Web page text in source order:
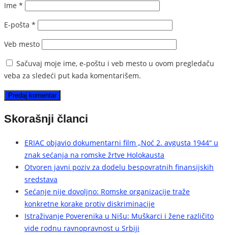
Ime *
E-pošta *
Veb mesto
Sačuvaj moje ime, e-poštu i veb mesto u ovom pregledaču
veba za sledeći put kada komentarišem.
Skorašnji članci
ERIAC objavio dokumentarni film „Noć 2. avgusta 1944“ u
znak sećanja na romske žrtve Holokausta
Otvoren javni poziv za dodelu bespovratnih finansijskih
sredstava
Sećanje nije dovoljno: Romske organizacije traže
konkretne korake protiv diskriminacije
Istraživanje Poverenika u Nišu: Muškarci i žene različito
vide rodnu ravnopravnost u Srbiji